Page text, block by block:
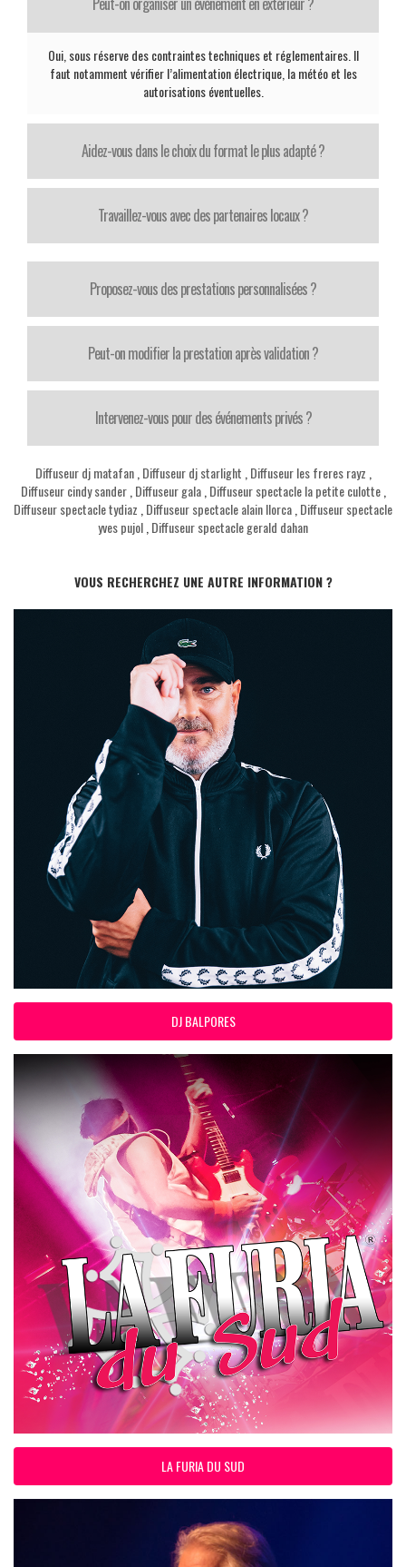
Oui, sous réserve des contraintes techniques et réglementaires. Il
faut notamment vérifier l’alimentation électrique, la météo et les
autorisations éventuelles.
Aidez-vous dans le choix du format le plus adapté ?
Travaillez-vous avec des partenaires locaux ?
Proposez-vous des prestations personnalisées ?
Peut-on modifier la prestation après validation ?
Intervenez-vous pour des événements privés ?
Diffuseur dj matafan, Diffuseur dj starlight Diffuseur les freres rayz
Diffuseur cindy sander, Diffuseur gala, Diffuseur spectacle la petite culotte,
Diffuseur spectacle tydiaz Diffuseur spectacle alain llorca Diffuseur spectacle
yves pujol Diffuseur spectacle gerald dahan
VOUS RECHERCHEZ UNE AUTRE INFORMATION ?
DJ BALPORES
LA FURIA DU SUD